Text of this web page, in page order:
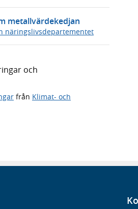
metallvärdekedjan
näringslivsdepartementet
och
från Klimat- och